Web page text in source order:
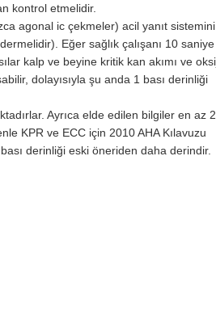
kontrol etmelidir.
agonal ic çekmeler) acil yanıt sistemini
Eğer sağlık çalışanı 10 saniye
kalp ve beyine kritik kan akımı ve
dolayısıyla şu anda 1 bası derinliği
Ayrıca elde edilen bilgiler en az
KPR ve ECC için 2010 AHA Kılavuzu
derinliği eski öneriden daha derindir.